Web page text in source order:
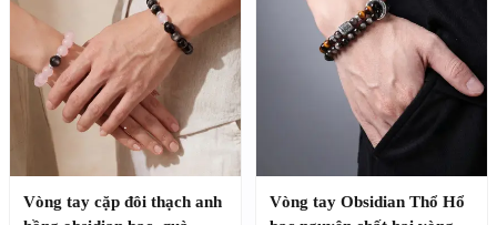
Vòng tay cặp đôi thạch anh
Vòng tay Obsidian Thổ Hổ